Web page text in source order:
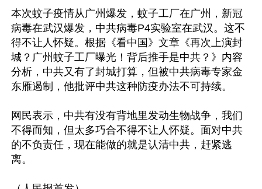
本次蚊子疫情从广州爆发，蚊子工厂在广州，新冠
病毒在武汉爆发，中共病毒P4实验室在武汉。这不
得不让人怀疑。根据《看中国》文章《再次上演封
城？广州蚊子工厂曝光！背后推手是中共？》内容
分析，中共又有了封城打算，但被中共病毒专家金
东雁遏制，他批评中共这种防疫办法不可持续。
网民表示，中共有没有背地里发动生物战争，我们
不得而知，但太多巧合不得不让人怀疑。面对中共
的不负责任，现在能做的就是认清中共，赶紧逃
离。